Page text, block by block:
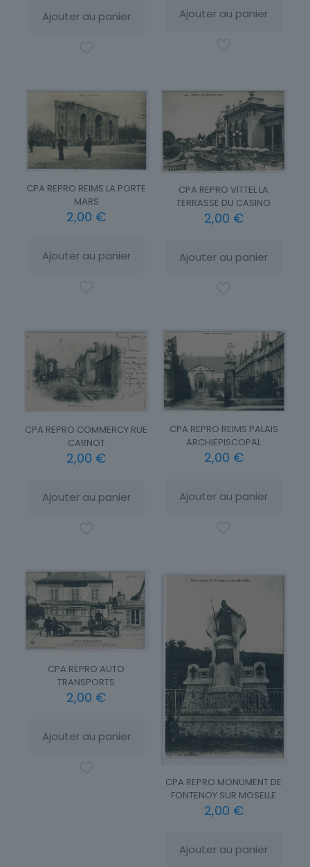
Ajouter au panier Ajouter au panier
CPA REPRO REIMS LA PORTE
MARS
2,00 €
Ajouter au panier
CPA REPRO VITTEL LA
TERRASSE DU CASINO
2,00 €
Ajouter au panier
CPA REPRO COMMERCY RUE
CARNOT
2,00 €
Ajouter au panier
CPA REPRO REIMS PALAIS
ARCHIEPISCOPAL
2,00 €
Ajouter au panier
CPA REPRO AUTO
TRANSPORTS
2,00 €
Ajouter au panier
CPA REPRO MONUMENT DE
FONTENOY SUR MOSELLE
2,00 €
Ajouter au panier